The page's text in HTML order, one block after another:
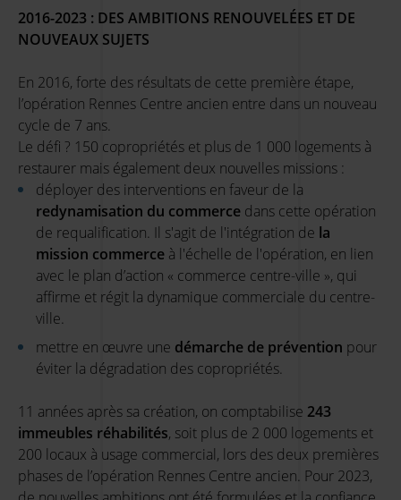
2016-2023 : DES AMBITIONS RENOUVELÉES ET DE
NOUVEAUX SUJETS
En 2016, forte des résultats de cette première étape,
l’opération Rennes Centre ancien entre dans un nouveau
cycle de 7 ans.
Le défi ? 150 copropriétés et plus de 1 000 logements à
restaurer mais également deux nouvelles missions :
déployer des interventions en faveur de la
redynamisation du commerce dans cette opération
de requalification. Il s'agit de l'intégration de la
mission commerce à l'échelle de l'opération, en lien
avec le plan d’action « commerce centre-ville », qui
affirme et régit la dynamique commerciale du centre-
ville.
mettre en œuvre une démarche de prévention pour
éviter la dégradation des copropriétés.
11 années après sa création, on comptabilise 243
immeubles réhabilités, soit plus de 2 000 logements et
200 locaux à usage commercial, lors des deux premières
phases de l’opération Rennes Centre ancien. Pour 2023,